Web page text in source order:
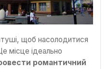
щоб насолодитися
місце ідеально
романтичний